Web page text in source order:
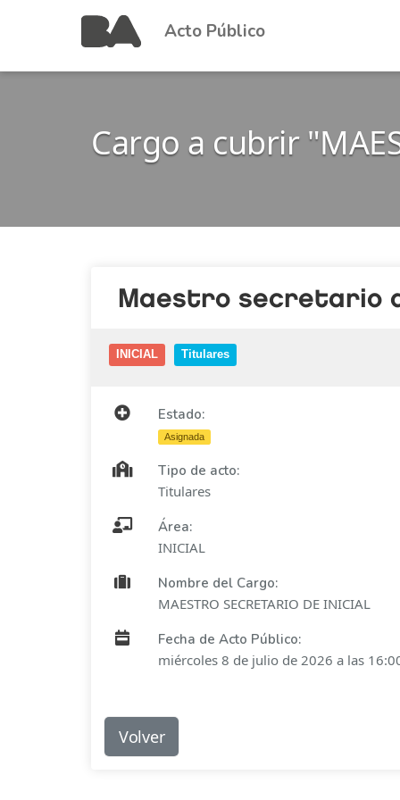
Acto Público
Cargo a cubrir
Maestro secretario
INICIAL Titulares
Estado:
Asignada
Tipo de acto:
Titulares
Área:
INICIAL
Nombre del Cargo:
MAESTRO SECRETARIO DE INICIAL
Fecha de Acto Público:
miércoles 8 de julio de 2026 a las
Volver